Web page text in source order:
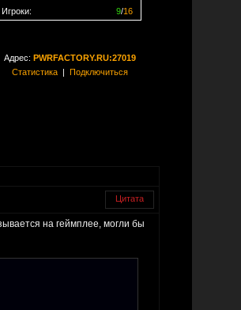
9/16
Игроки:
Адрес: PWRFACTORY.RU:27019
Статистика| Подключиться
Цитата
на геймплее, могли бы